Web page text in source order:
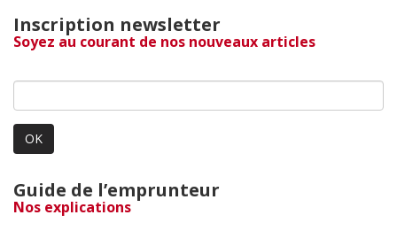
Inscription newsletter
Soyez au courant de nos nouveaux articles
OK
Guide de l’emprunteur
Nos explications